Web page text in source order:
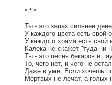
* * *
Ты - это запах сильнее
У каждого цвета есть свой
У каждого храма есть свой
Калека не скажет "туда ни
Ты - это песня бекаров и
То, чего нет, и чего не
Даже в уме. Если хочешь
Мертвых не лечат, а голых